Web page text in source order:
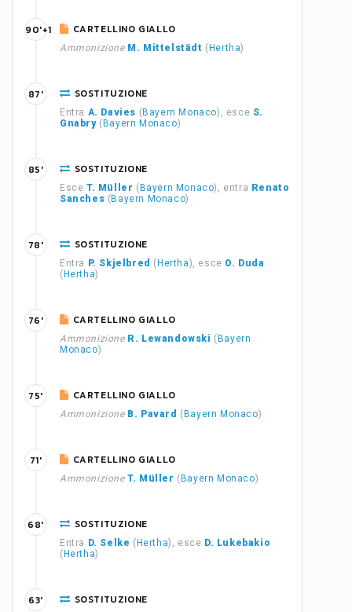
CARTELLINO GIALLO
Ammonizione M. Mittelstädt ( Hertha)
90'+1
SOSTITUZIONE
Entra A. Davies ( Bayern Monaco), esce S.
Gnabry( Bayern Monaco)
87'
SOSTITUZIONE
Esce T. Müller ( Bayern Monaco), entra Renato
Sanches ( Bayern Monaco)
85'
SOSTITUZIONE
Entra P. Skjelbred ( Hertha), esce O. Duda
( Hertha)
78'
CARTELLINO GIALLO
Ammonizione R. Lewandowski ( Bayern
Monaco)
76'
CARTELLINO GIALLO
Ammonizione B. Pavard ( Bayern Monaco)
75'
CARTELLINO GIALLO
Ammonizione T. Müller ( Bayern Monaco)
71'
SOSTITUZIONE
Entra D. Selke ( Hertha), esce D. Lukebakio
( Hertha)
68'
SOSTITUZIONE
63'